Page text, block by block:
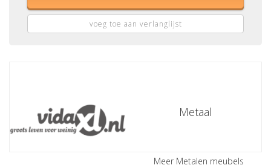
voeg toe aan verlanglijst
Metaal
Meer Metalen meubels